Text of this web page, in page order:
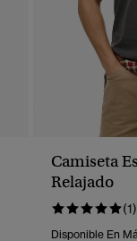
Camiseta
Relajado
(1)
Disponible En